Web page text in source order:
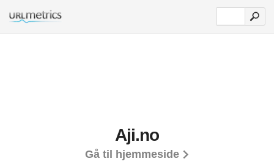
Aji.no
Gå til hjemmeside